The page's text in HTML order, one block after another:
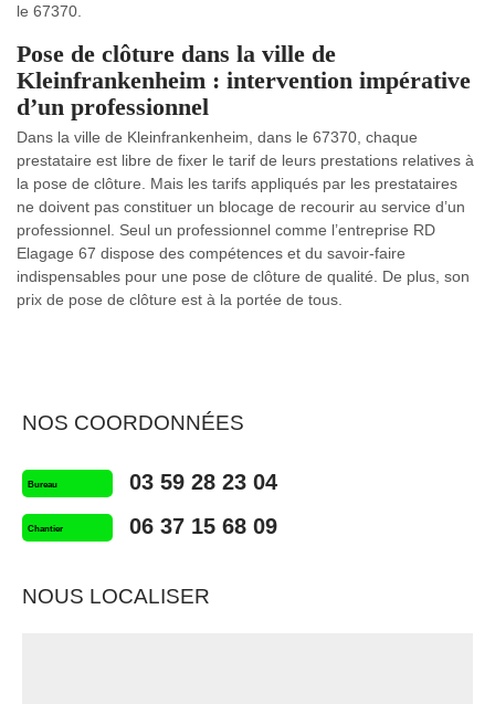
le 67370.
Pose de clôture dans la ville de
Kleinfrankenheim : intervention impérative
d’un professionnel
Dans la ville de Kleinfrankenheim, dans le 67370, chaque
prestataire est libre de fixer le tarif de leurs prestations relatives à
la pose de clôture. Mais les tarifs appliqués par les prestataires
ne doivent pas constituer un blocage de recourir au service d’un
professionnel. Seul un professionnel comme l’entreprise RD
Elagage 67 dispose des compétences et du savoir-faire
indispensables pour une pose de clôture de qualité. De plus, son
prix de pose de clôture est à la portée de tous.
NOS COORDONNÉES
Bureau 03 59 28 23 04
Chantier 06 37 15 68 09
NOUS LOCALISER